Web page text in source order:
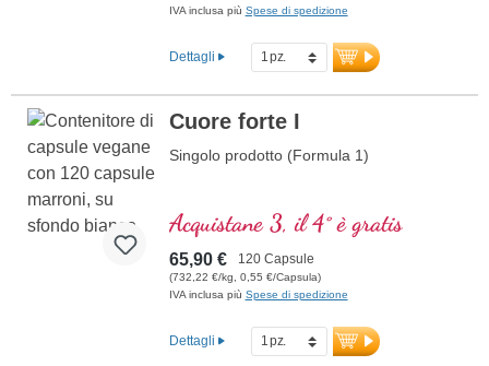
IVA inclusa più Spese di spedizione
Dettagli
Cuore forte I
Singolo prodotto (Formula 1)
Acquistane 3, il 4° è gratis
65,90 € 120 Capsule
(732,22 €/kg, 0,55 €/Capsula)
IVA inclusa più Spese di spedizione
Dettagli